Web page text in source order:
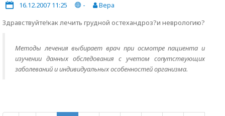
16.12.2007 11:25 -
Вера
Здравствуйте!как лечить грудной остехандроз?и неврологию?
Методы лечения выбирает врач при осмотре пациента и
изучении данных обследования с учетом сопутствующих
заболеваний и индивидуальных особенностей организма.